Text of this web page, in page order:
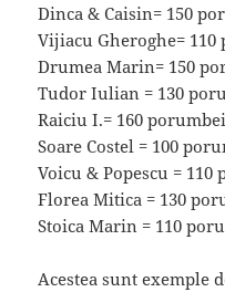
Dinca & Caisin= 150
Vijiacu Gheroghe= 110
Drumea Marin= 150
Tudor Iulian = 130
Raiciu I.= 160 porumbei
Soare Costel = 100
Voicu & Popescu = 110
Florea Mitica = 130
Stoica Marin = 110
Acestea sunt exemple